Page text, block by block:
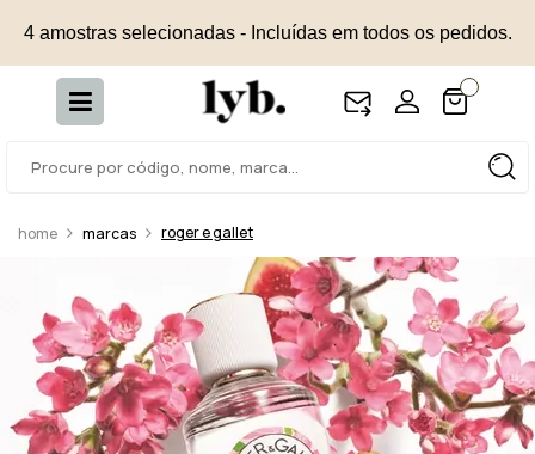
4 amostras selecionadas - Incluídas em todos os pedidos.
marcas roger e gallet